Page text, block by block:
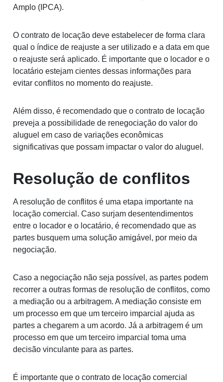
Amplo (IPCA).
O contrato de locação deve estabelecer de forma clara
qual o índice de reajuste a ser utilizado e a data em que
o reajuste será aplicado. É importante que o locador e o
locatário estejam cientes dessas informações para
evitar conflitos no momento do reajuste.
Além disso, é recomendado que o contrato de locação
preveja a possibilidade de renegociação do valor do
aluguel em caso de variações econômicas
significativas que possam impactar o valor do aluguel.
Resolução de conflitos
A resolução de conflitos é uma etapa importante na
locação comercial. Caso surjam desentendimentos
entre o locador e o locatário, é recomendado que as
partes busquem uma solução amigável, por meio da
negociação.
Caso a negociação não seja possível, as partes podem
recorrer a outras formas de resolução de conflitos, como
a mediação ou a arbitragem. A mediação consiste em
um processo em que um terceiro imparcial ajuda as
partes a chegarem a um acordo. Já a arbitragem é um
processo em que um terceiro imparcial toma uma
decisão vinculante para as partes.
É importante que o contrato de locação comercial